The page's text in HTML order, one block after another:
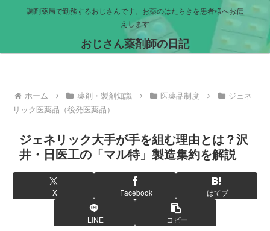
調剤薬局で勤務するおじさんです。お薬のはたらきを患者様へお伝
えします
おじさん薬剤師の日記
ホーム 薬剤・製剤知識 医薬品制度
ジェネ
リック医薬品（後発医薬品）
ジェネリック大手が手を組む理由とは？沢
井・日医工の「マル特」製造集約を解説
X Facebook はてブ
LINE コピー